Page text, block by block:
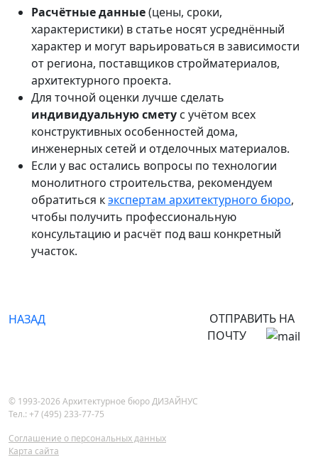
Расчётные данные(цены, сроки,
характеристики) в статье носят усреднённый
характер и могут варьироваться в зависимости
от региона, поставщиков стройматериалов,
архитектурного проекта.
Для точной оценки лучше сделать
индивидуальную смету с учётом всех
конструктивных особенностей дома,
инженерных сетей и отделочных материалов.
Если у вас остались вопросы по технологии
монолитного строительства, рекомендуем
обратиться кэкспертам архитектурного бюро,
чтобы получить профессиональную
консультацию и расчёт под ваш конкретный
участок.
НАЗАД
ОТПРАВИТЬ НА
ПОЧТУ
© 1993-2026 Архитектурное бюро ДИЗАЙНУС
Тел.: +7 (495) 233-77-75
Cоглашение о персональных данных
Карта сайта